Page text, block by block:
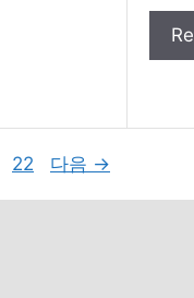
페
22 다음 →